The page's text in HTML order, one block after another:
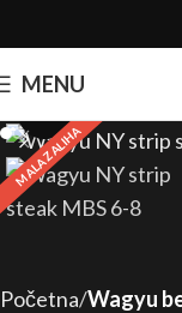
MENU
Click to
MALA ZALIHA
Početna Wagyu